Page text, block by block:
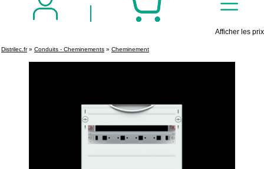
Afficher les prix
Distrilec.fr» Conduits - Cheminements » Cheminement